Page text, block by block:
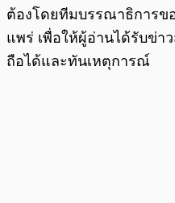
ต้องโดยทีมบรรณาธิการขอ
แพร่ เพื่อให้ผู้อ่านได้รับข่า
ถือได้และทันเหตุการณ์